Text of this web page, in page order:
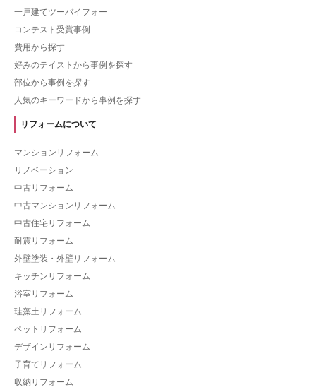
一戸建てツーバイフォー
コンテスト受賞事例
費用から探す
好みのテイストから事例を探す
部位から事例を探す
人気のキーワードから事例を探す
リフォームについて
マンションリフォーム
リノベーション
中古リフォーム
中古マンションリフォーム
中古住宅リフォーム
耐震リフォーム
外壁塗装・外壁リフォーム
キッチンリフォーム
浴室リフォーム
珪藻土リフォーム
ペットリフォーム
デザインリフォーム
子育てリフォーム
収納リフォーム